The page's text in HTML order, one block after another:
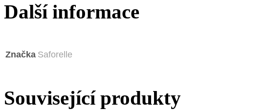
Další informace
Značka Saforelle
Související produkty